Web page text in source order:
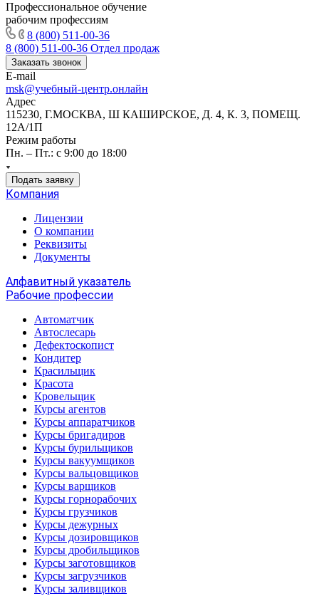
Профессиональное обучение
рабочим профессиям
8 (800) 511-00-36
8 (800) 511-00-36 Отдел продаж
Заказать звонок
E-mail
msk@учебный-центр.онлайн
Адрес
115230, Г.МОСКВА, Ш КАШИРСКОЕ, Д. 4, К. 3, ПОМЕЩ.
12А/1П
Режим работы
Пн. – Пт.: с 9:00 до 18:00
Подать заявку
Компания
Лицензии
О компании
Реквизиты
Документы
Алфавитный указатель
Рабочие профессии
Автоматчик
Автослесарь
Дефектоскопист
Кондитер
Красильщик
Красота
Кровельщик
Курсы агентов
Курсы аппаратчиков
Курсы бригадиров
Курсы бурильщиков
Курсы вакуумщиков
Курсы вальцовщиков
Курсы варщиков
Курсы горнорабочих
Курсы грузчиков
Курсы дежурных
Курсы дозировщиков
Курсы дробильщиков
Курсы заготовщиков
Курсы загрузчиков
Курсы заливщиков